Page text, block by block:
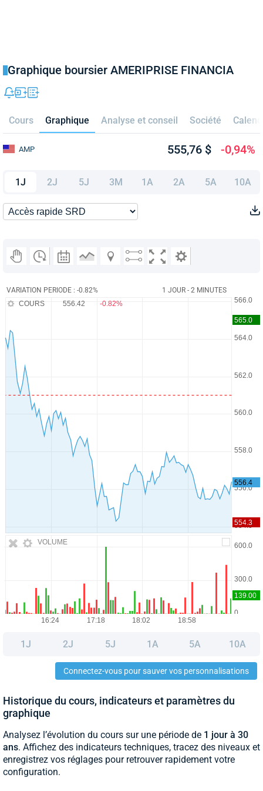
Graphique boursier AMERIPRISE FINANCIA
Cours Graphique Analyse et conseil Société
AMP 555,76 $ -0,94%
1J 2J 5J 3M 1A 2A 5A 10A
VARIATION PERIODE : -0.82% 1 JOUR - 2 MINUTES
VOLUME
COURS 556.42 -0.82%
1J 2J 5J 1A 5A 10A
Connectez-vous pour sauver vos personnalisations
Historique du cours, indicateurs et paramètres du
graphique
Analysez l’évolution du cours sur une période de 1 jour à 30
ans. Affichez des indicateurs techniques, tracez des niveaux et
enregistrez vos réglages pour retrouver rapidement votre
configuration.